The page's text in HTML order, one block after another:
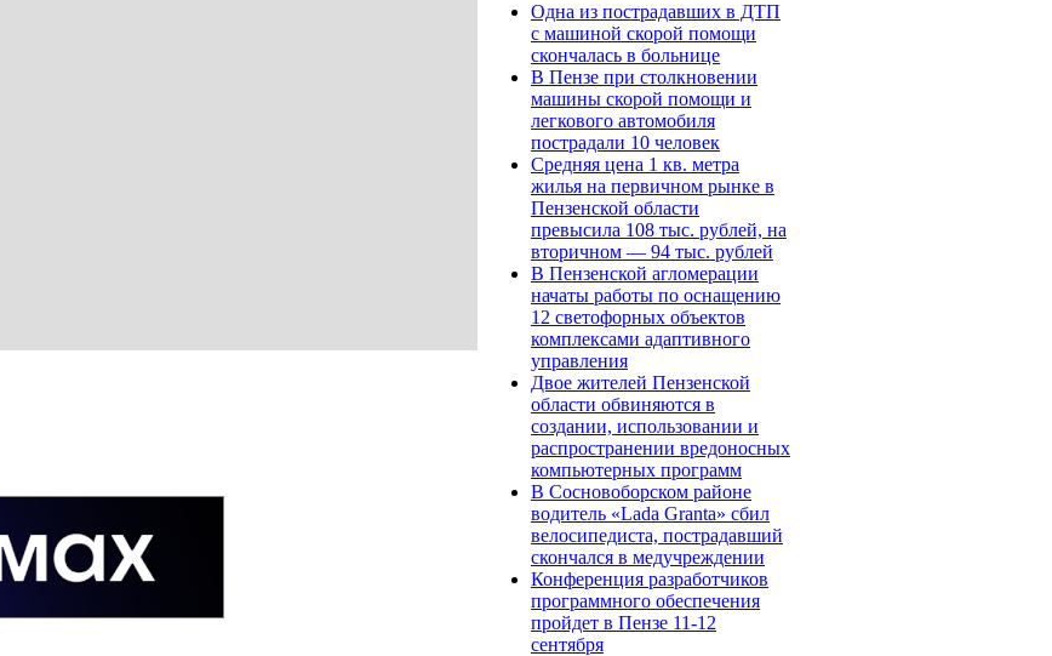
Одна из пострадавших в ДТП
с машиной скорой помощи
скончалась в больнице
В Пензе при столкновении
машины скорой помощи и
легкового автомобиля
пострадали 10 человек
Средняя цена 1 кв. метра
жилья на первичном рынке в
Пензенской области
превысила 108 тыс. рублей, на
вторичном — 94 тыс. рублей
В Пензенской агломерации
начаты работы по оснащению
12 светофорных объектов
комплексами адаптивного
управления
Двое жителей Пензенской
области обвиняются в
создании, использовании и
распространении вредоносных
компьютерных программ
В Сосновоборском районе
водитель «Lada Granta» сбил
велосипедиста, пострадавший
скончался в медучреждении
Конференция разработчиков
программного обеспечения
пройдет в Пензе 11-12
сентября